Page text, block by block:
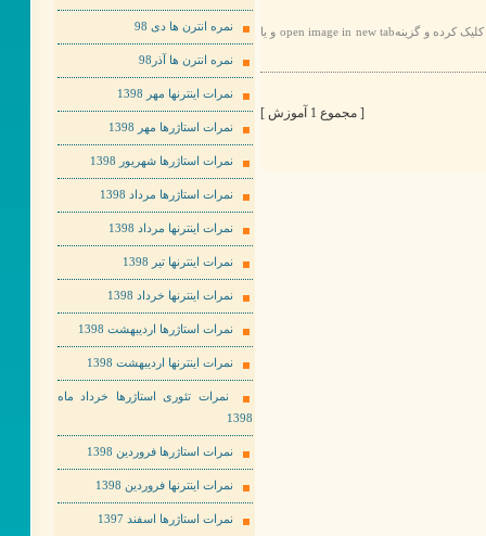
برای مشاهده عکس ها به صورت بهتر لطفا روی عکس مورد نظر راست کلیک کرده و گزینهopen image in new tab و یا
[ مجموع 1 آموزش ]
نمره انترن ها دی 98
نمره انترن ها آذر98
نمرات اینترنها مهر 1398
نمرات استاژرها مهر 1398
نمرات استاژرها شهریور 1398
نمرات استاژرها مرداد 1398
نمرات اینترنها مرداد 1398
نمرات اینترنها تیر 1398
نمرات اینترنها خرداد 1398
نمرات استاژرها اردیبهشت 1398
نمرات اینترنها اردیبهشت 1398
نمرات تئوری استاژرها خرداد ماه
1398
نمرات استاژرها فروردین 1398
نمرات اینترنها فروردین 1398
نمرات استاژرها اسفند 1397